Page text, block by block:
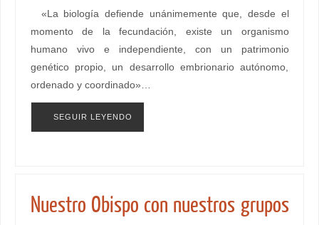
«La biología defiende unánimemente que, desde el
momento de la fecundación, existe un organismo
humano vivo e independiente, con un patrimonio
genético propio, un desarrollo embrionario autónomo,
ordenado y coordinado»…
SEGUIR LEYENDO
Nuestro Obispo con nuestros grupos